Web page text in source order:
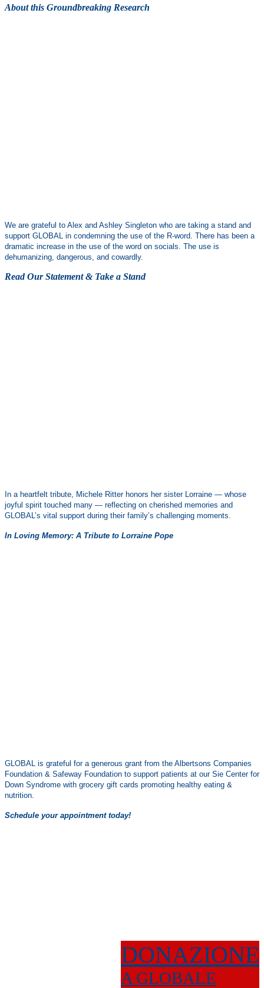
About this Groundbreaking Research
We are grateful to Alex and Ashley Singleton who are taking a stand and
support GLOBAL in condemning the use of the R-word. There has been a
dramatic increase in the use of the word on socials. The use is
dehumanizing, dangerous, and cowardly.
Read Our Statement & Take a Stand
In a heartfelt tribute, Michele Ritter honors her sister Lorraine — whose
joyful spirit touched many — reflecting on cherished memories and
GLOBAL’s vital support during their family’s challenging moments.
In Loving Memory: A Tribute to Lorraine Pope
GLOBAL is grateful for a generous grant from the Albertsons Companies
Foundation & Safeway Foundation to support patients at our Sie Center for
Down Syndrome with grocery gift cards promoting healthy eating &
nutrition.
Schedule your appointment today!
DONAZIONE
A GLOBALE